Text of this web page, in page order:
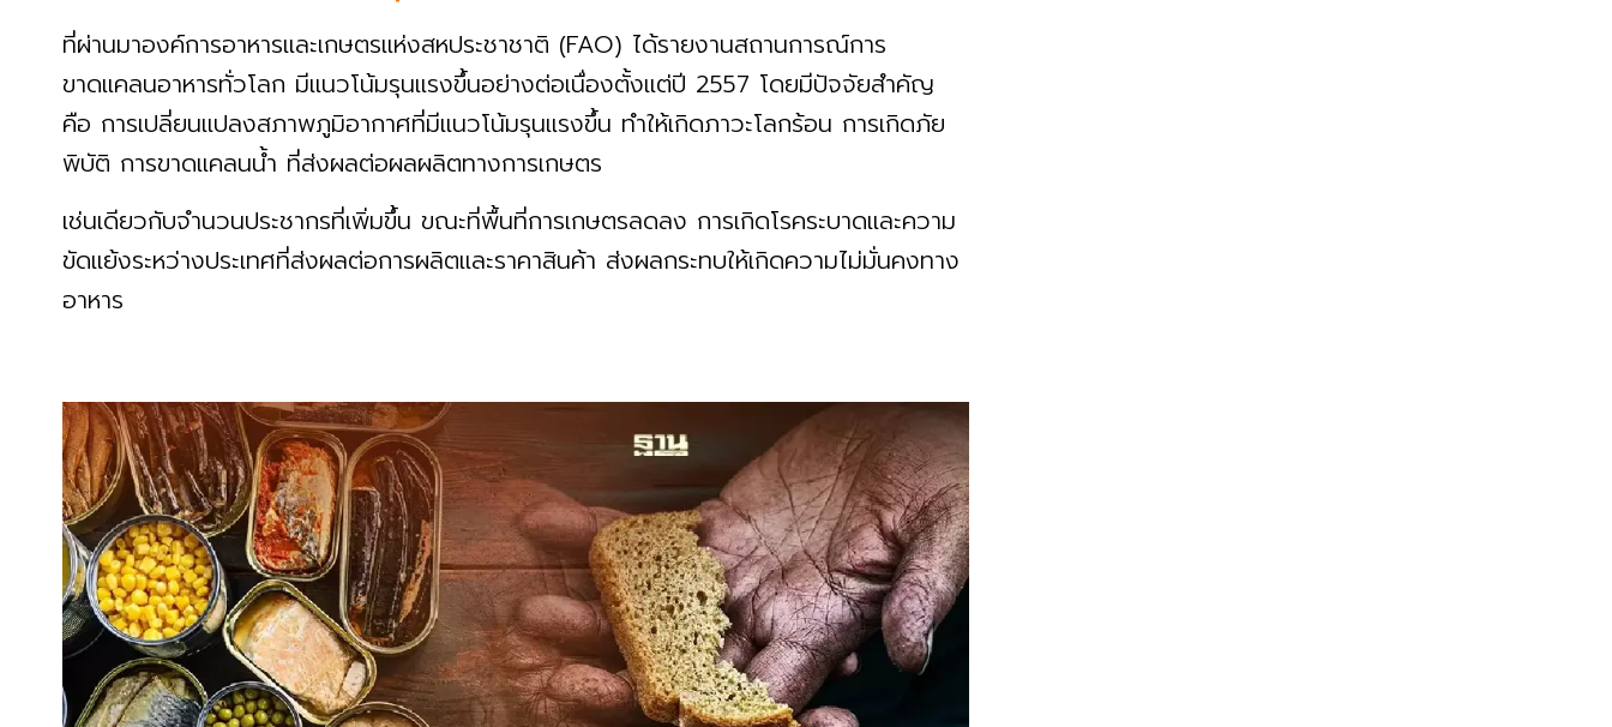
ที่ผ่านมาองค์การอาหารและเกษตรแห่งสหประชาชาติ (FAO) ได้รายงานสถานการณ์การ
ขาดแคลนอาหารทั่วโลก มีแนวโน้มรุนแรงขึ้นอย่างต่อเนื่องตั้งแต่ปี 2557 โดยมีปัจจัยสำคัญ
คือ การเปลี่ยนแปลงสภาพภูมิอากาศที่มีแนวโน้มรุนแรงขึ้น ทำให้เกิดภาวะโลกร้อน การเกิดภัย
พิบัติ การขาดแคลนน้ำ ที่ส่งผลต่อผลผลิตทางการเกษตร
เช่นเดียวกับจำนวนประชากรที่เพิ่มขึ้น ขณะที่พื้นที่การเกษตรลดลง การเกิดโรคระบาดและความ
ขัดแย้งระหว่างประเทศที่ส่งผลต่อการผลิตและราคาสินค้า ส่งผลกระทบให้เกิดความไม่มั่นคงทาง
อาหาร